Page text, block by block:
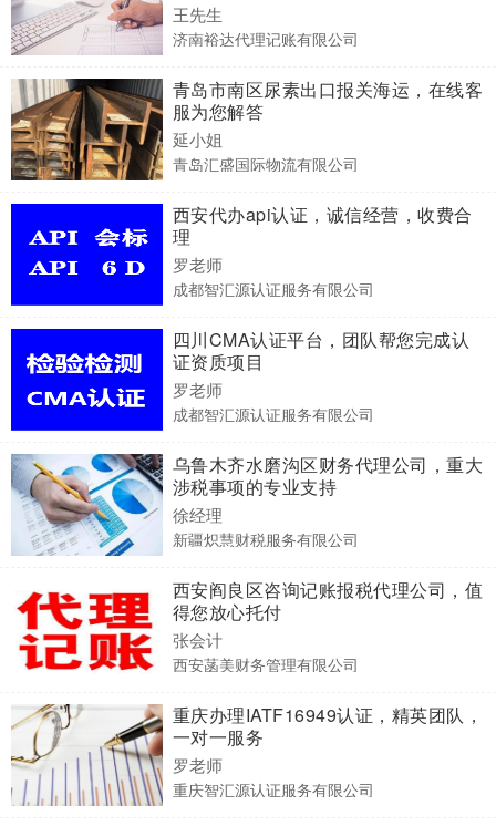
王先生
济南裕达代理记账有限公司
青岛市南区尿素出口报关海运，在线客
服为您解答
延小姐
青岛汇盛国际物流有限公司
西安代办api认证，诚信经营，收费合
理
罗老师
成都智汇源认证服务有限公司
四川CMA认证平台，团队帮您完成认
证资质项目
罗老师
成都智汇源认证服务有限公司
乌鲁木齐水磨沟区财务代理公司，重大
涉税事项的专业支持
徐经理
新疆炽慧财税服务有限公司
西安阎良区咨询记账报税代理公司，值
得您放心托付
张会计
西安菡美财务管理有限公司
重庆办理IATF16949认证，精英团队，
一对一服务
罗老师
重庆智汇源认证服务有限公司